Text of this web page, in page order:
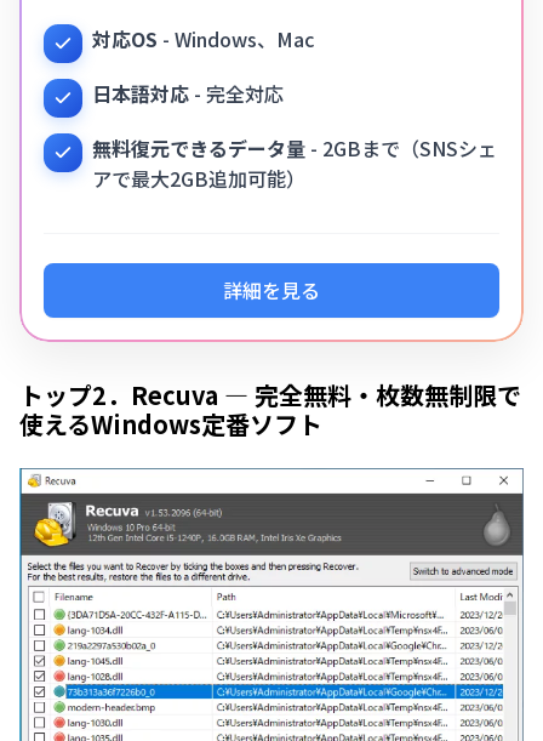
対応OS - Windows、Mac
日本語対応 - 完全対応
無料復元できるデータ量 - 2GBまで（SNSシェ
アで最大2GB追加可能）
詳細を見る
トップ2．Recuva — 完全無料・枚数無制限で
使えるWindows定番ソフト